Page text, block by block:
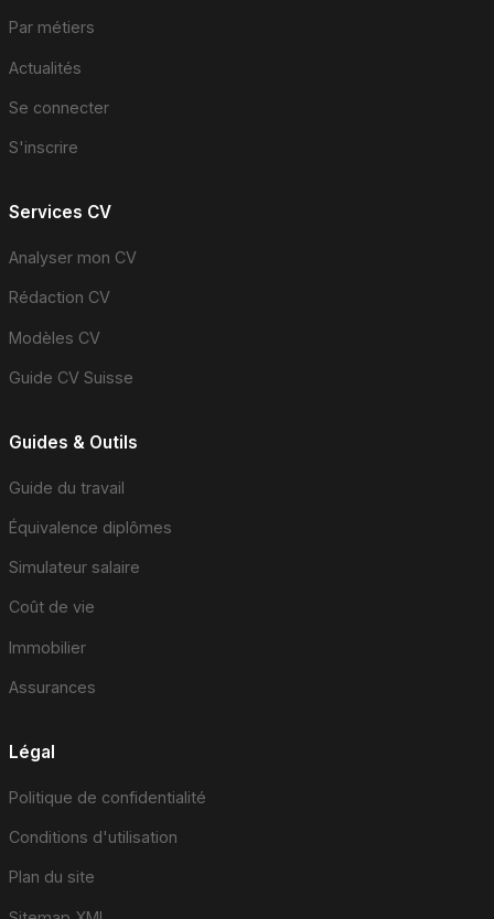
Par métiers
Actualités
Se connecter
S'inscrire
Services CV
Analyser mon CV
Rédaction CV
Modèles CV
Guide CV Suisse
Guides & Outils
Guide du travail
Équivalence diplômes
Simulateur salaire
Coût de vie
Immobilier
Assurances
Légal
Politique de confidentialité
Conditions d'utilisation
Plan du site